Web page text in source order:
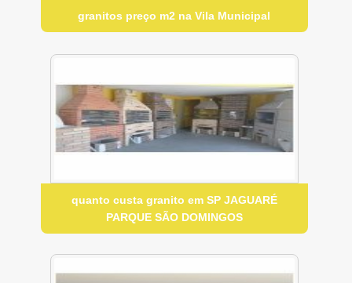
granitos preço m2 na Vila Municipal
quanto custa granito em SP JAGUARÉ
PARQUE SÃO DOMINGOS